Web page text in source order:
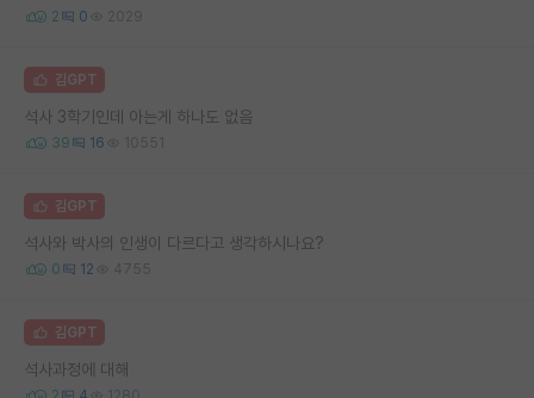
2 0 2029
김GPT
석사 3학기인데 아는게 하나도 없음
39 16 10551
김GPT
석사와 박사의 인생이 다르다고 생각하시나요?
0 12 4755
김GPT
석사과정에 대해